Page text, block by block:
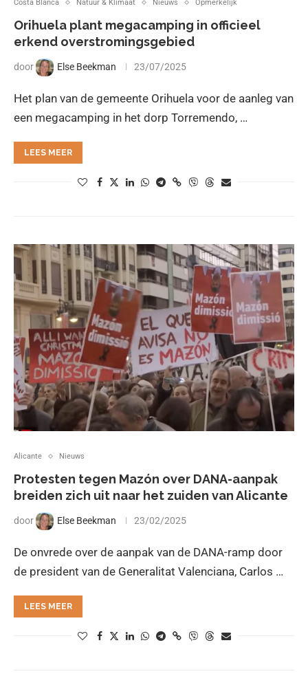
Costa Blanca Natuur & Klimaat Nieuws Opmerkelijk
Orihuela plant megacamping in officieel
erkend overstromingsgebied
door Else Beekman 23/07/2025
Het plan van de gemeente Orihuela voor de aanleg van
een megacamping in het dorp Torremendo, …
LEES MEER
Alicante Nieuws
Protesten tegen Mazón over DANA-aanpak
breiden zich uit naar het zuiden van Alicante
door Else Beekman 23/02/2025
De onvrede over de aanpak van de DANA-ramp door
de president van de Generalitat Valenciana, Carlos …
LEES MEER